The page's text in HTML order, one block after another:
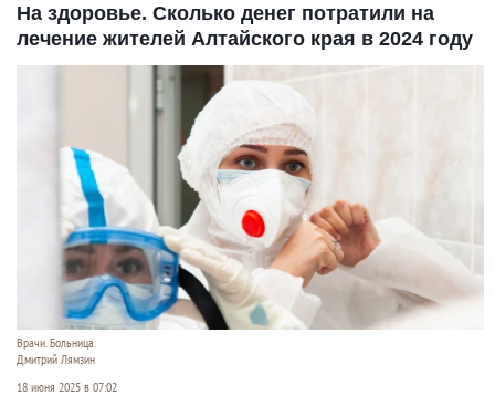
На здоровье. Сколько денег потратили на
лечение жителей Алтайского края в 2024 году
Врачи. Больница.
Дмитрий Лямзин
18 июня 2025 в 07:02